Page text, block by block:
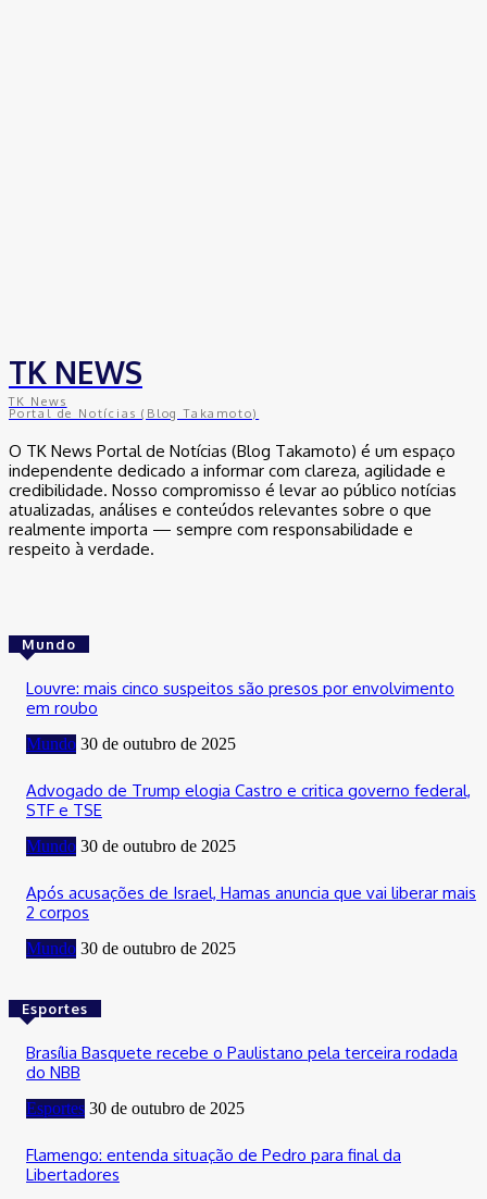
TK NEWS
TK News
Portal de Notícias (Blog Takamoto)
O TK News Portal de Notícias (Blog Takamoto) é um espaço
independente dedicado a informar com clareza, agilidade e
credibilidade. Nosso compromisso é levar ao público notícias
atualizadas, análises e conteúdos relevantes sobre o que
realmente importa — sempre com responsabilidade e
respeito à verdade.
Mundo
Louvre: mais cinco suspeitos são presos por envolvimento
em roubo
Mundo 30 de outubro de 2025
Advogado de Trump elogia Castro e critica governo federal,
STF e TSE
Mundo 30 de outubro de 2025
Após acusações de Israel, Hamas anuncia que vai liberar mais
2 corpos
Mundo 30 de outubro de 2025
Esportes
Brasília Basquete recebe o Paulistano pela terceira rodada
do NBB
Esportes 30 de outubro de 2025
Flamengo: entenda situação de Pedro para final da
Libertadores